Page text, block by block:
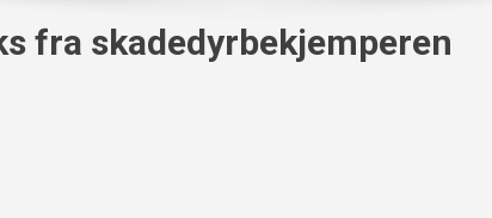
fra skadedyrbekjemperen